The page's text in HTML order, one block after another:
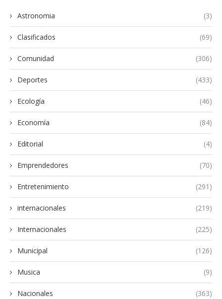
Astronomia (3)
Clasificados (69)
Comunidad (306)
Deportes (433)
Ecología (46)
Economía (84)
Editorial (4)
Emprendedores (70)
Entretenimiento (291)
internacionales (219)
Internacionales (225)
Municipal (126)
Musica (9)
Nacionales (363)